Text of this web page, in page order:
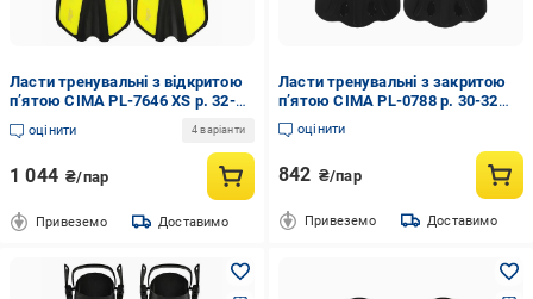
Ласти тренувальні з відкритою
п’ятою CIMA PL-7646 XS р. 32-36
Салатовий (34167997)
оцінити 4 варіанти
1 044 ₴/пар
Привеземо Доставимо
Ласти тренувальні з закритою
п’ятою CIMA PL-0788 р. 30-32
Чорний (34167998)
оцінити
842 ₴/пар
Привеземо Доставимо